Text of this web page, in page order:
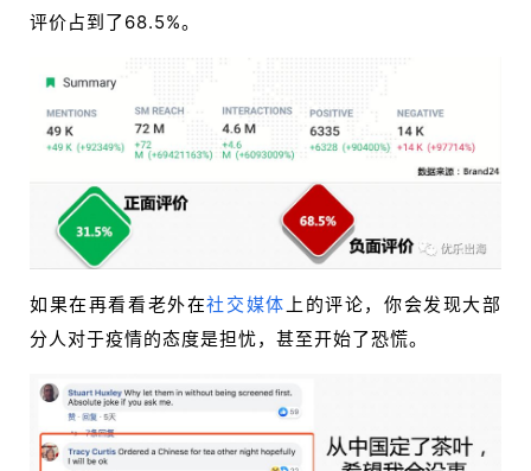
评价占到了68.5%。
如果在再看看老外在社交媒体上的评论，你会发现大部
分人对于疫情的态度是担忧，甚至开始了恐慌。